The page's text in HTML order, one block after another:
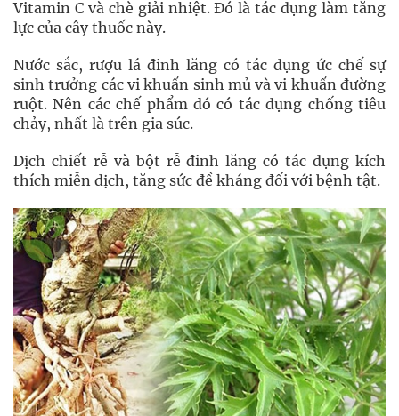
Vitamin C và chè giải nhiệt. Đó là tác dụng làm tăng
lực của cây thuốc này.
Nước sắc, rượu lá đinh lăng có tác dụng ức chế sự
sinh trưởng các vi khuẩn sinh mủ và vi khuẩn đường
ruột. Nên các chế phẩm đó có tác dụng chống tiêu
chảy, nhất là trên gia súc.
Dịch chiết rễ và bột rễ đinh lăng có tác dụng kích
thích miễn dịch, tăng sức đề kháng đối với bệnh tật.